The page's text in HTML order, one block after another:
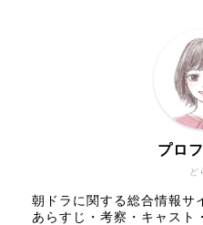
ど
プロ
朝ドラに関する総合情報サ
あらすじ・考察・キャスト